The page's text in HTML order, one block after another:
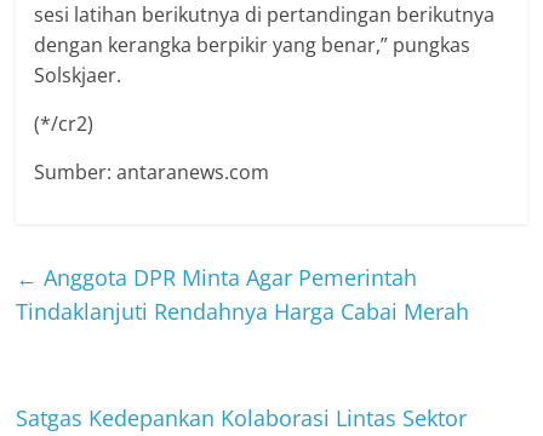
sesi latihan berikutnya di pertandingan berikutnya
dengan kerangka berpikir yang benar,” pungkas
Solskjaer.
(*/cr2)
Sumber: antaranews.com
← Anggota DPR Minta Agar Pemerintah
Tindaklanjuti Rendahnya Harga Cabai Merah
Satgas Kedepankan Kolaborasi Lintas Sektor